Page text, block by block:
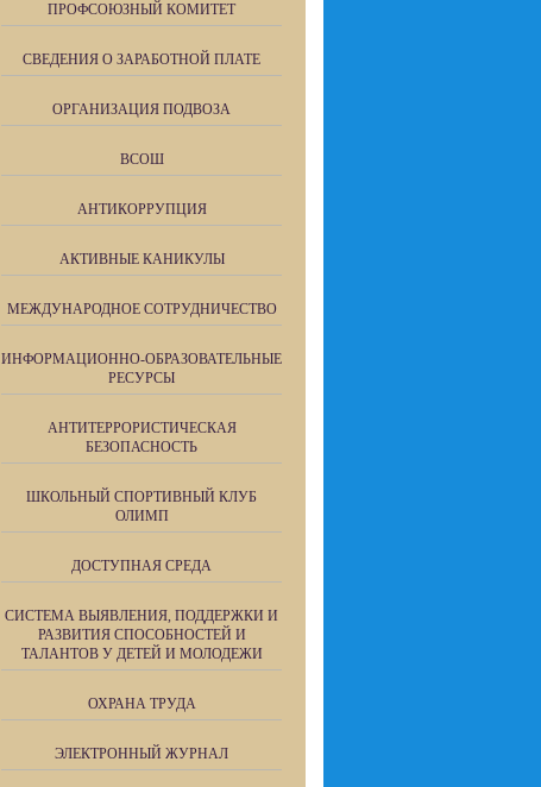
ПРОФСОЮЗНЫЙ КОМИТЕТ
СВЕДЕНИЯ О ЗАРАБОТНОЙ ПЛАТЕ
ОРГАНИЗАЦИЯ ПОДВОЗА
ВСОШ
АНТИКОРРУПЦИЯ
АКТИВНЫЕ КАНИКУЛЫ
МЕЖДУНАРОДНОЕ СОТРУДНИЧЕСТВО
ИНФОРМАЦИОННО-ОБРАЗОВАТЕЛЬНЫЕ
РЕСУРСЫ
АНТИТЕРРОРИСТИЧЕСКАЯ
БЕЗОПАСНОСТЬ
ШКОЛЬНЫЙ СПОРТИВНЫЙ КЛУБ
ОЛИМП
ДОСТУПНАЯ СРЕДА
СИСТЕМА ВЫЯВЛЕНИЯ, ПОДДЕРЖКИ И
РАЗВИТИЯ СПОСОБНОСТЕЙ И
ТАЛАНТОВ У ДЕТЕЙ И МОЛОДЕЖИ
ОХРАНА ТРУДА
ЭЛЕКТРОННЫЙ ЖУРНАЛ